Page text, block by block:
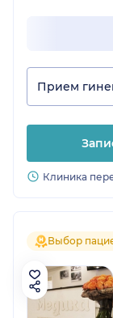
Прием
Клиника
Выбор